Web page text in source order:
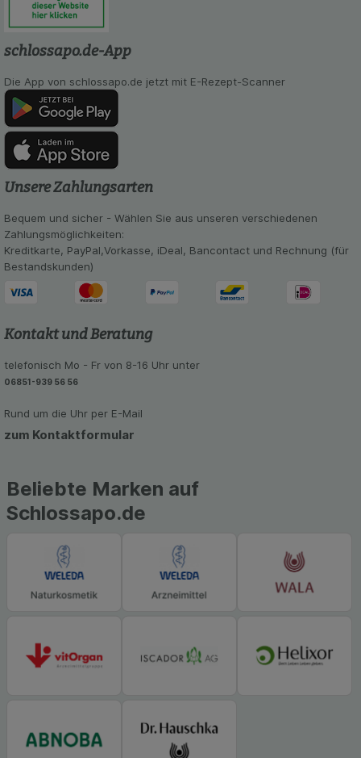
Verhaltensweisen (z.B. Spracheinstellung)
anzupassen. Komfort-Cookies ermöglichen es uns
auch auf Ihre Bedürfnisse zugeschrittene Inhalte
anzuzeigen und unser Partnerprogramm zu
Statistik & Tracking:
Informationen über die Art und Weise der Nutzung
unserer Website sammeln, mit deren Hilfe wir
unsere Website weiter für Sie optimieren können,
den Inhalt auf unserer Website aber auch die
Werbung auf Drittseiten möglichst relevant für Sie
hierfür teilweise an Dritte wie z.B. Google oder
soziale Medien übertragen werden.
schlossapo.de-App
Die App von schlossapo.de jetzt mit E-Rezept-Scanner
Unsere Zahlungsarten
Bequem und sicher - Wählen Sie aus unseren verschiedenen
Zahlungsmöglichkeiten:
Kreditkarte, PayPal,Vorkasse, iDeal, Bancontact und Rechnung (für
Bestandskunden)
Kontakt und Beratung
telefonisch Mo - Fr von 8-16 Uhr unter
06851-939 56 56
Rund um die Uhr per E-Mail
zum Kontaktformular
Beliebte Marken auf
Schlossapo.de